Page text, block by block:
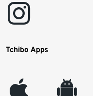
instagram
Tchibo Apps
appleinc android